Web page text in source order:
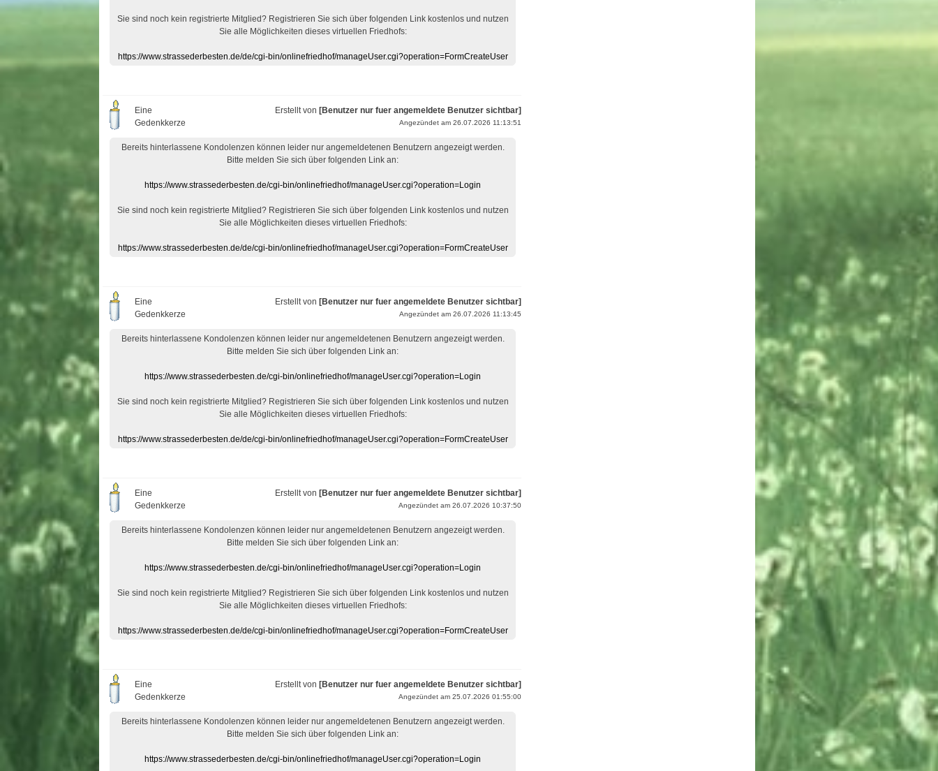
Sie sind noch kein registrierte Mitglied? Registrieren Sie sich über folgenden Link kostenlos und nutzen
Sie alle Möglichkeiten dieses virtuellen Friedhofs:
https://www.strassederbesten.de/de/cgi-bin/onlinefriedhof/manageUser.cgi?operation=FormCreateUser
Eine
Gedenkkerze
Erstellt von [Benutzer nur fuer angemeldete Benutzer sichtbar]
Angezündet am 26.07.2026 11:13:51
Bereits hinterlassene Kondolenzen können leider nur angemeldetenen Benutzern angezeigt werden.
Bitte melden Sie sich über folgenden Link an:
https://www.strassederbesten.de/cgi-bin/onlinefriedhof/manageUser.cgi?operation=Login
Sie sind noch kein registrierte Mitglied? Registrieren Sie sich über folgenden Link kostenlos und nutzen
Sie alle Möglichkeiten dieses virtuellen Friedhofs:
https://www.strassederbesten.de/de/cgi-bin/onlinefriedhof/manageUser.cgi?operation=FormCreateUser
Eine
Gedenkkerze
Erstellt von [Benutzer nur fuer angemeldete Benutzer sichtbar]
Angezündet am 26.07.2026 11:13:45
Bereits hinterlassene Kondolenzen können leider nur angemeldetenen Benutzern angezeigt werden.
Bitte melden Sie sich über folgenden Link an:
https://www.strassederbesten.de/cgi-bin/onlinefriedhof/manageUser.cgi?operation=Login
Sie sind noch kein registrierte Mitglied? Registrieren Sie sich über folgenden Link kostenlos und nutzen
Sie alle Möglichkeiten dieses virtuellen Friedhofs:
https://www.strassederbesten.de/de/cgi-bin/onlinefriedhof/manageUser.cgi?operation=FormCreateUser
Eine
Gedenkkerze
Erstellt von [Benutzer nur fuer angemeldete Benutzer sichtbar]
Angezündet am 26.07.2026 10:37:50
Bereits hinterlassene Kondolenzen können leider nur angemeldetenen Benutzern angezeigt werden.
Bitte melden Sie sich über folgenden Link an:
https://www.strassederbesten.de/cgi-bin/onlinefriedhof/manageUser.cgi?operation=Login
Sie sind noch kein registrierte Mitglied? Registrieren Sie sich über folgenden Link kostenlos und nutzen
Sie alle Möglichkeiten dieses virtuellen Friedhofs:
https://www.strassederbesten.de/de/cgi-bin/onlinefriedhof/manageUser.cgi?operation=FormCreateUser
Eine
Gedenkkerze
Erstellt von [Benutzer nur fuer angemeldete Benutzer sichtbar]
Angezündet am 25.07.2026 01:55:00
Bereits hinterlassene Kondolenzen können leider nur angemeldetenen Benutzern angezeigt werden.
Bitte melden Sie sich über folgenden Link an:
https://www.strassederbesten.de/cgi-bin/onlinefriedhof/manageUser.cgi?operation=Login